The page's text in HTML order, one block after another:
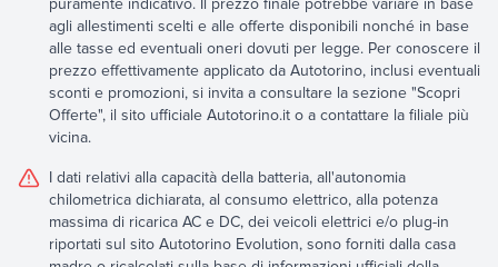
agli allestimenti scelti e alle offerte disponibili nonché in base
alle tasse ed eventuali oneri dovuti per legge. Per conoscere il
prezzo effettivamente applicato da Autotorino, inclusi eventuali
sconti e promozioni, si invita a consultare la sezione "Scopri
Offerte", il sito ufficiale Autotorino.it o a contattare la filiale più
vicina.
I dati relativi alla capacità della batteria, all'autonomia
chilometrica dichiarata, al consumo elettrico, alla potenza
massima di ricarica AC e DC, dei veicoli elettrici e/o plug-in
riportati sul sito Autotorino Evolution, sono forniti dalla casa